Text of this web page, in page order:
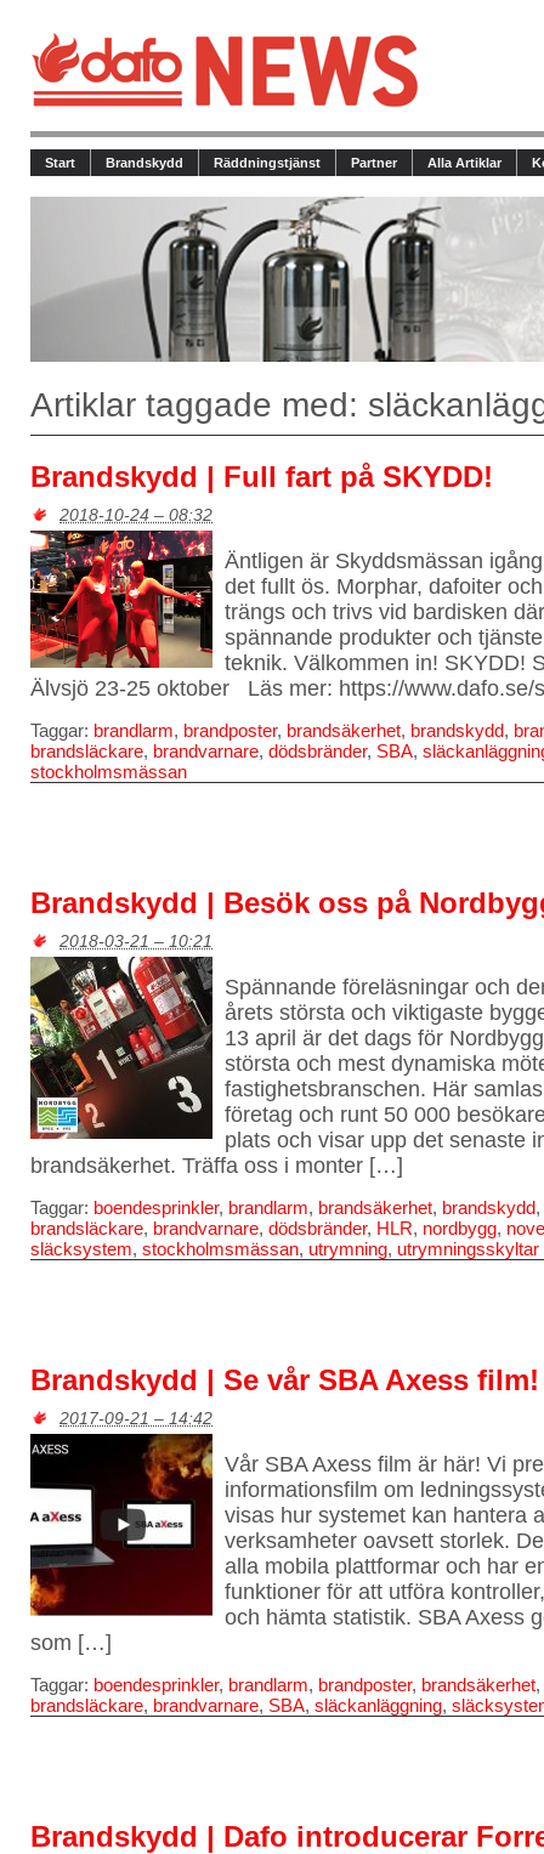
Start Brandskydd Räddningstjänst Partner Alla Artiklar
Artiklar taggade med:
Brandskydd | Full fart på SKYDD!
2018-10-24 – 08:32
Äntligen är Skyddsmässan
det fullt ös. Morphar, dafoiter
trängs och trivs vid bardisken
spännande produkter och
teknik. Välkommen in! SKYDD!
Älvsjö 23-25 oktober Läs mer: https://www.dafo.se/
Taggar: brandlarm, brandposter, brandsäkerhet, brandskydd,
brandsläckare, brandvarnare, dödsbränder, SBA,
stockholmsmässan
Brandskydd | Besök oss på
2018-03-21 – 10:21
Spännande föreläsningar och
årets största och viktigaste
13 april är det dags för
största och mest dynamiska
fastighetsbranschen. Här
företag och runt 50 000
plats och visar upp det senaste
brandsäkerhet. Träffa oss i monter […]
Taggar: boendesprinkler, brandlarm, brandsäkerhet, brandskydd,
brandsläckare, brandvarnare, dödsbränder, HLR, nordbygg,
släcksystem, stockholmsmässan, utrymning, utrymningsskyltar
Brandskydd | Se vår SBA Axess film!
2017-09-21 – 14:42
Vår SBA Axess film är här! Vi
informationsfilm om
visas hur systemet kan hantera
verksamheter oavsett storlek.
alla mobila plattformar och har
funktioner för att utföra
och hämta statistik. SBA Axess
som […]
Taggar: boendesprinkler, brandlarm, brandposter, brandsäkerhet,
brandsläckare, brandvarnare, SBA, släckanläggning,
Brandskydd | Dafo introducerar